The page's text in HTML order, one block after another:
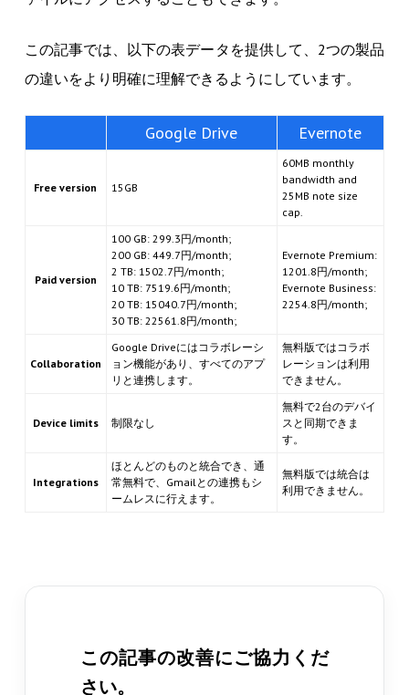
この記事では、以下の表データを提供して、2つの製品
の違いをより明確に理解できるようにしています。
Google Drive Evernote
Free version 15GB
60MB monthly
bandwidth and
25MB note size
cap.
Paid version
100 GB: 299.3円/month;
200 GB: 449.7円/month;
2 TB: 1502.7円/month;
10 TB: 7519.6円/month;
20 TB: 15040.7円/month;
30 TB: 22561.8円/month;
Evernote Premium:
1201.8円/month;
Evernote Business:
2254.8円/month;
Collaboration
Google Driveにはコラボレーシ
ョン機能があり、すべてのアプ
リと連携します。
無料版ではコラボ
レーションは利用
できません。
Device limits 制限なし
無料で2台のデバイ
スと同期できま
す。
Integrations
ほとんどのものと統合でき、通
常無料で、Gmailとの連携もシ
ームレスに行えます。
無料版では統合は
利用できません。
この記事の改善にご協力くだ
さい。